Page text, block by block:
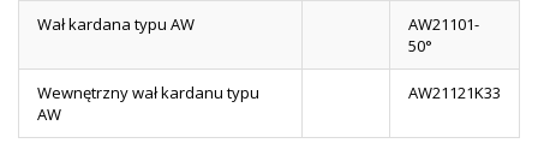
Wał kardana typu AW
AW21101-
50°
Wewnętrzny wał kardanu typu
AW
AW21121K33